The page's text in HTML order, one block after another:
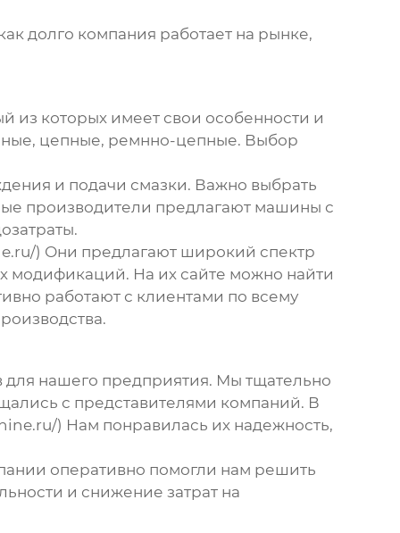
долго компания работает на рынке,
из которых имеет свои особенности и
цепные, ремнно-цепные. Выбор
и подачи смазки. Важно выбрать
производители предлагают машины с
) Они предлагают широкий спектр
модификаций. На их сайте можно найти
работают с клиентами по всему
для нашего предприятия. Мы тщательно
с представителями компаний. В
) Нам понравилась их надежность,
оперативно помогли нам решить
и снижение затрат на